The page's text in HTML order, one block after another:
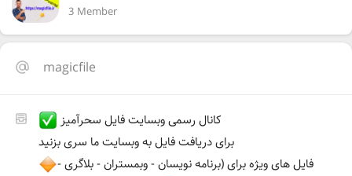
3 Member
magicfile
کانال رسمی وبسایت فایل سحرآمیز
برای دریافت فایل به وبسایت ما سری بزنید
فایل های ویژه برای (برنامه نویسان - وبمستران - بلاگری -